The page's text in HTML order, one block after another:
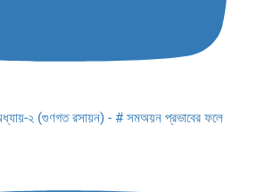
২ (গুণগত রসায়ন) - # সমঅয়ন প্রভাবের ফলে